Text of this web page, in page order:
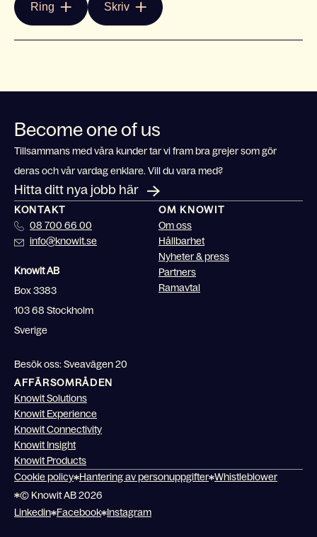
Ring Skriv
Become one of us
Tillsammans med våra kunder tar vi fram bra grejer som gör
deras och vår vardag enklare. Vill du vara med?
Hitta ditt nya jobb här
KONTAKT
08 700 66 00
info@knowit.se
Knowit AB
Box 3383
103 68 Stockholm
Sverige
Besök oss: Sveavägen 20
OM KNOWIT
Om oss
Hållbarhet
Nyheter & press
Partners
Ramavtal
AFFÄRSOMRÅDEN
Knowit Solutions
Knowit Experience
Knowit Connectivity
Knowit Insight
Knowit Products
Cookie policy Hantering av personuppgifter Whistleblower
© Knowit AB 2026
Linkedin Facebook Instagram